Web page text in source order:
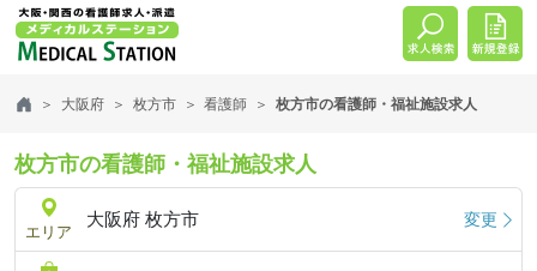
大阪府 枚方市 看護師 枚方市の看護師・福祉施設求人
枚方市の看護師・福祉施設求人
エリア
大阪府 枚方市 変更